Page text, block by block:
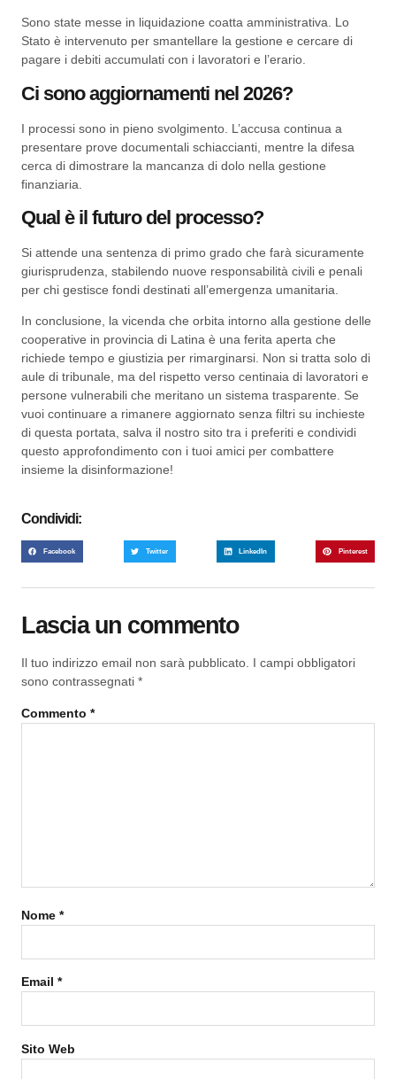
Sono state messe in liquidazione coatta amministrativa. Lo
Stato è intervenuto per smantellare la gestione e cercare di
pagare i debiti accumulati con i lavoratori e l’erario.
Ci sono aggiornamenti nel 2026?
I processi sono in pieno svolgimento. L’accusa continua a
presentare prove documentali schiaccianti, mentre la difesa
cerca di dimostrare la mancanza di dolo nella gestione
finanziaria.
Qual è il futuro del processo?
Si attende una sentenza di primo grado che farà sicuramente
giurisprudenza, stabilendo nuove responsabilità civili e penali
per chi gestisce fondi destinati all’emergenza umanitaria.
In conclusione, la vicenda che orbita intorno alla gestione delle
cooperative in provincia di Latina è una ferita aperta che
richiede tempo e giustizia per rimarginarsi. Non si tratta solo di
aule di tribunale, ma del rispetto verso centinaia di lavoratori e
persone vulnerabili che meritano un sistema trasparente. Se
vuoi continuare a rimanere aggiornato senza filtri su inchieste
di questa portata, salva il nostro sito tra i preferiti e condividi
questo approfondimento con i tuoi amici per combattere
insieme la disinformazione!
Condividi:
Facebook Twitter LinkedIn Pinterest
Lascia un commento
Il tuo indirizzo email non sarà pubblicato. I campi obbligatori
sono contrassegnati *
Commento *
Nome *
Email *
Sito Web